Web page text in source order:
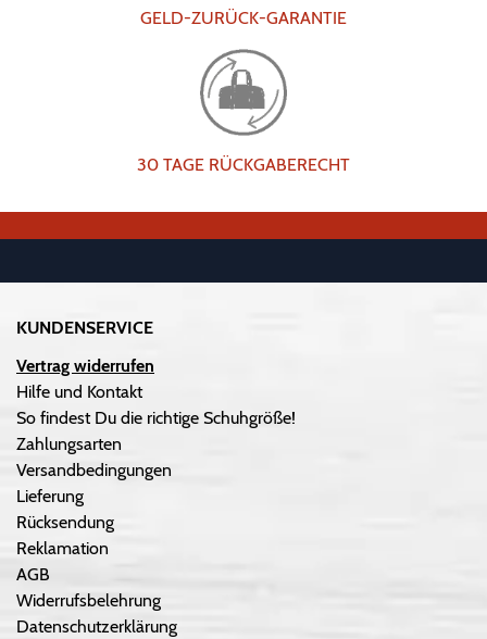
GELD-ZURÜCK-GARANTIE
30 TAGE RÜCKGABERECHT
KUNDENSERVICE
Vertrag widerrufen
Hilfe und Kontakt
So findest Du die richtige Schuhgröße!
Zahlungsarten
Versandbedingungen
Lieferung
Rücksendung
Reklamation
AGB
Widerrufsbelehrung
Datenschutzerklärung